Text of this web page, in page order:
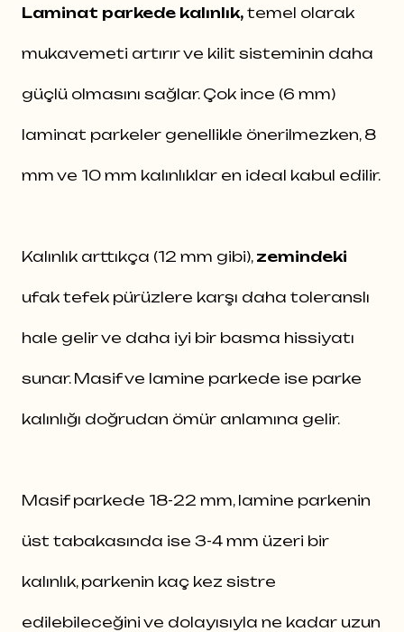
Laminat parkede kalınlık, temel olarak
mukavemeti artırır ve kilit sisteminin daha
güçlü olmasını sağlar. Çok ince (6 mm)
laminat parkeler genellikle önerilmezken, 8
mm ve 10 mm kalınlıklar en ideal kabul edilir.
Kalınlık arttıkça (12 mm gibi), zemindeki
ufak tefek pürüzlere karşı daha toleranslı
hale gelir ve daha iyi bir basma hissiyatı
sunar. Masif ve lamine parkede ise parke
kalınlığı doğrudan ömür anlamına gelir.
Masif parkede 18-22 mm, lamine parkenin
üst tabakasında ise 3-4 mm üzeri bir
kalınlık, parkenin kaç kez sistre
edilebileceğini ve dolayısıyla ne kadar uzun